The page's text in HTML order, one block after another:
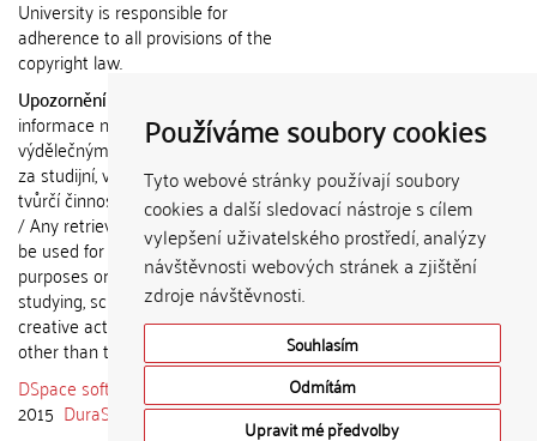
Používáme soubory cookies
Tyto webové stránky používají soubory
cookies a další sledovací nástroje s cílem
vylepšení uživatelského prostředí, analýzy
návštěvnosti webových stránek a zjištění
zdroje návštěvnosti.
Souhlasím
Odmítám
Upravit mé předvolby
University is responsible for
adherence to all provisions of the
copyright law.
Upozornění / Notice:
informace nemohou být použity k
výdělečným účelům nebo vydávány
za studijní, vědeckou nebo jinou
tvůrčí činnost jiné osoby než autora.
/ Any retrieved information shall not
be used for any commercial
purposes or claimed as results of
studying, scientific or any other
creative activities of any person
other than the author.
DSpace software
copyright © 2002-
2015 DuraSpace